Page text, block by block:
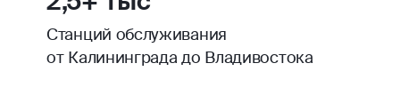
Станций обслуживания
от Калининграда до Владивостока